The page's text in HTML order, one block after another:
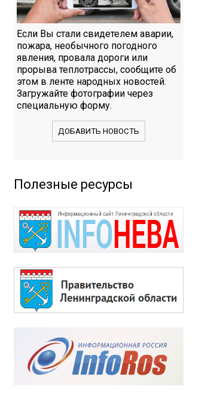
Если Вы стали свидетелем аварии,
пожара, необычного погодного
явления, провала дороги или
прорыва теплотрассы, сообщите об
этом в ленте народных новостей.
Загружайте фотографии через
специальную форму.
ДОБАВИТЬ НОВОСТЬ
Полезные ресурсы